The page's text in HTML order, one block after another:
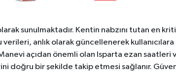
sunulmaktadır. Kentin nabzını tutan en
anlık olarak güncellenerek
açıdan önemli olan Isparta ezan
doğru bir şekilde takip etmesi sağlanır.